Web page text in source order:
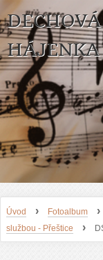
HÁJENKA
Úvod › Fotoalbum ›
službou - Přeštice
›